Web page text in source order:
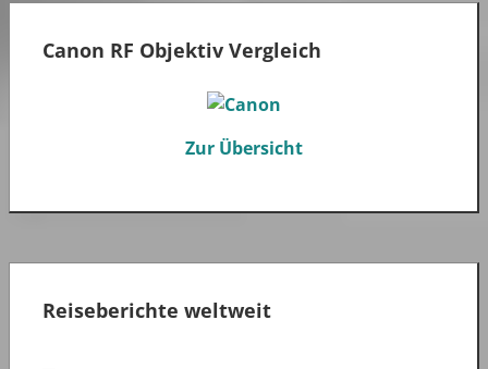
Canon RF Objektiv Vergleich
Zur Übersicht
Reiseberichte weltweit